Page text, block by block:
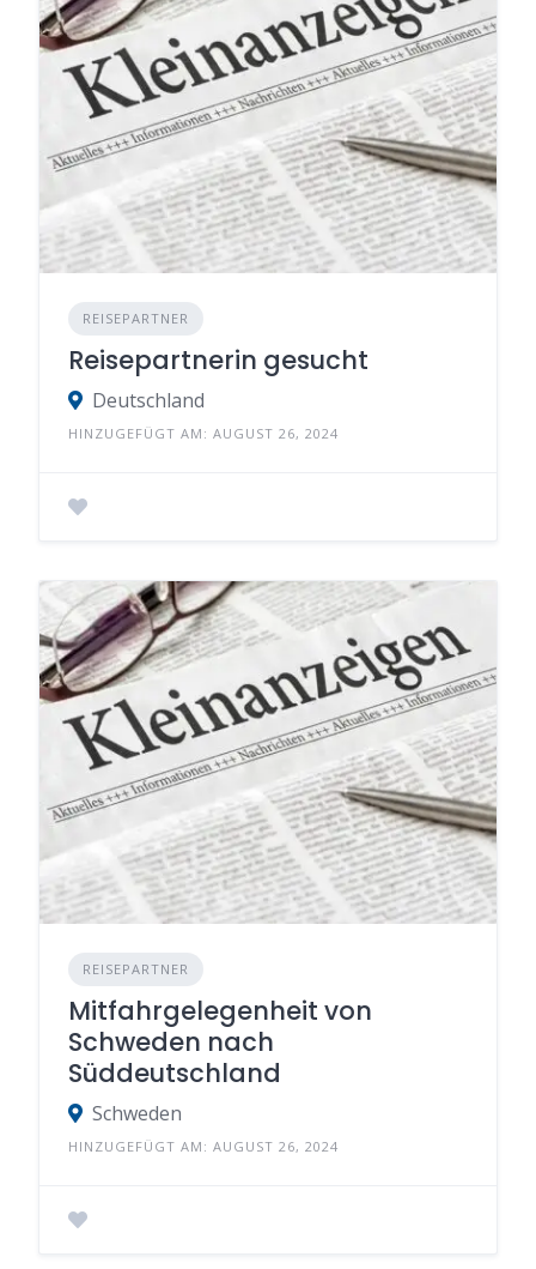
REISEPARTNER
Reisepartnerin gesucht
Deutschland
HINZUGEFÜGT AM: AUGUST 26, 2024
REISEPARTNER
Mitfahrgelegenheit von
Schweden nach
Süddeutschland
Schweden
HINZUGEFÜGT AM: AUGUST 26, 2024